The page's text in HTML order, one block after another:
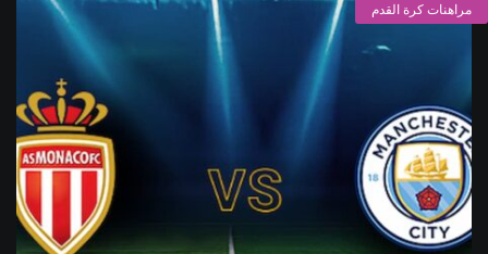
مراهنات كرة القدم